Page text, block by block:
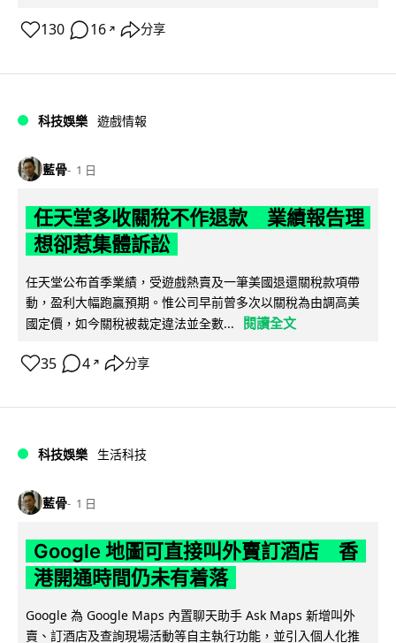
130 16 ↗ 分享
科技娛樂 遊戲情報
藍骨 1 日
任天堂多收關稅不作退款 業績報告理
想卻惹集體訴訟
任天堂公布首季業績，受遊戲熱賣及一筆美國退還關稅款項帶
動，盈利大幅跑贏預期。惟公司早前曾多次以關稅為由調高美
國定價，如今關稅被裁定違法並全數...
閱讀全文
35 4 ↗ 分享
科技娛樂 生活科技
藍骨 1 日
Google 地圖可直接叫外賣訂酒店 香
港開通時間仍未有着落
Google 為 Google Maps 內置聊天助手 Ask Maps 新增叫外
賣、訂酒店及查詢現場活動等自主執行功能，並引入個人化推